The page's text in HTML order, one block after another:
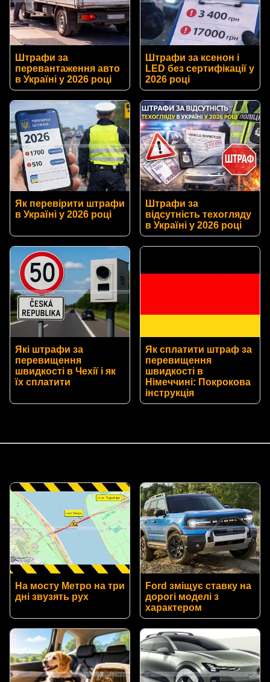
Штрафи за
перевантаження авто
в Україні у 2026 році
Штрафи за ксенон і
LED без сертифікації у
2026 році
Як перевірити штрафи
в Україні у 2026 році
Штрафи за
відсутність техогляду
в Україні у 2026 році
Які штрафи за
перевищення
швидкості в Чехії і як
їх сплатити
Як сплатити штраф за
перевищення
швидкості в
Німеччині: Покрокова
інструкція
На мосту Метро на три
дні звузять рух
Ford зміщує ставку на
дорогі моделі з
характером